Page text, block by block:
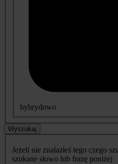
hybrydowo
Wyszukaj
Jeżeli nie znalazłeś tego czego
szukane słowo lub frazę poniżej